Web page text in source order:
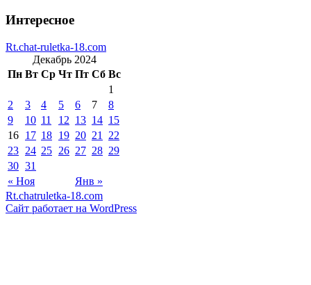
Интересное
Rt.chat-ruletka-18.com
Декабрь 2024
Пн Вт Ср Чт Пт Сб Вс
« Ноя Янв »
1
2
3 4 5 6 7
8
9
10 11 12 13 14 15
16 17 18 19 20 21
22
23 24 25 26 27 28 29
30 31
Rt.chatruletka-18.com
Сайт работает на WordPress